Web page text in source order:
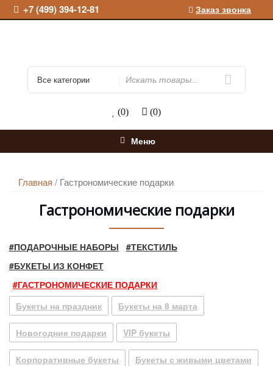
Перейти
к +7 (499) 394-12-81 Заказ звонка
(0) (0)
Меню
Главная / Гастрономические подарки
Гастрономические подарки
#ПОДАРОЧНЫЕ НАБОРЫ
#ТЕКСТИЛЬ
#БУКЕТЫ ИЗ КОНФЕТ
#ГАСТРОНОМИЧЕСКИЕ ПОДАРКИ
Букеты на праздник
Букеты на 8 марта
Новогодние подарки VIP букеты
Корпоративные букеты Букеты с живыми цветами